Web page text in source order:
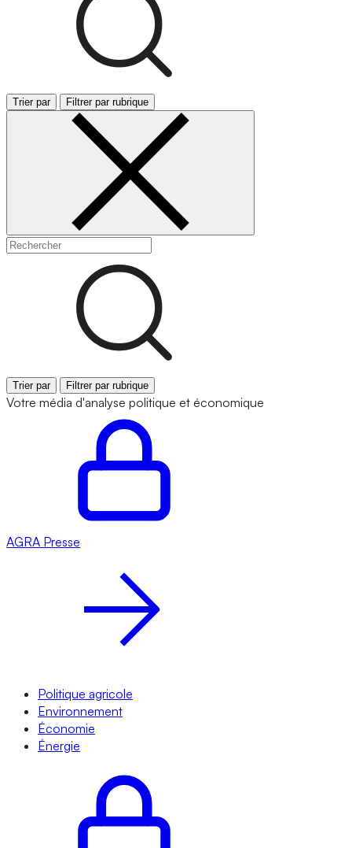
Trier par Filtrer par rubrique
Trier par Filtrer par rubrique
Votre média d'analyse politique et économique
AGRA Presse
Politique agricole
Environnement
Économie
Énergie